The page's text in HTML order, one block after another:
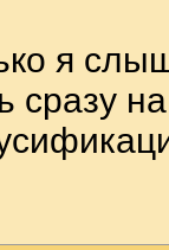
я
сразу